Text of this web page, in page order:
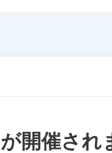
開催され